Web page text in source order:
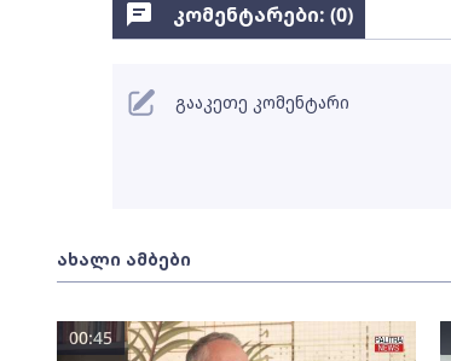
ახალი ამბები
00:45
კომენტარები: (0)
გააკეთე კომენტარი